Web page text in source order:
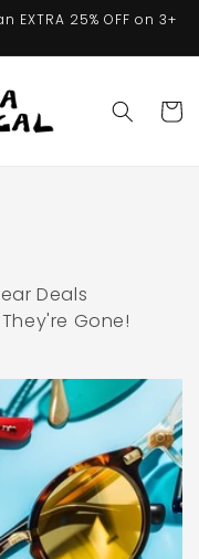
EXTRA 25% OFF on 3+
Deals
Gone!